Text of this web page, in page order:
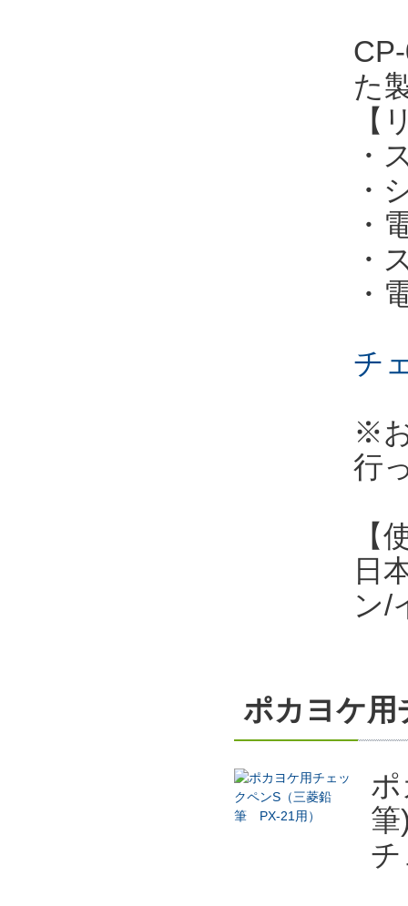
た
【
・
・
・
・
・
チ
※
行
【
日
ン/
ポカヨケ